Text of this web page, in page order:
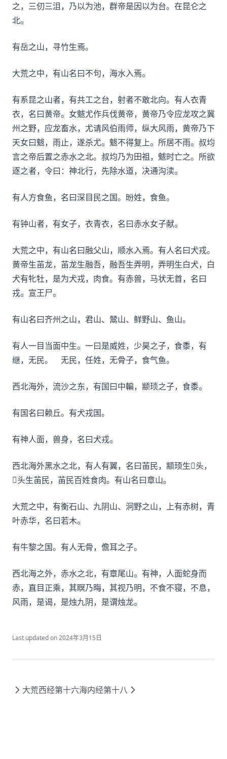
之，三仞三沮，乃以为池，群帝是因以为台。在昆仑之
北。
有岳之山，寻竹生焉。
大荒之中，有山名曰不句，海水入焉。
有系昆之山者，有共工之台，射者不敢北向。有人衣青
衣，名曰黄帝。女魃尤作兵伐黄帝，黄帝乃令应龙攻之冀
州之野，应龙畜水，尤请风伯雨师，纵大风雨，黄帝乃下
天女曰魃，雨止，遂杀尤。魃不得复上。所居不雨。叔均
言之帝后置之赤水之北。叔均乃为田祖，魃时亡之。所欲
逐之者，令曰：神北行，先除水道，决通沟渎。
有人方食鱼，名曰深目民之国。昐姓，食鱼。
有钟山者，有女子，衣青衣，名曰赤水女子献。
大荒之中，有山名曰融父山，顺水入焉。有人名曰犬戎。
黄帝生苖龙，苖龙生融吾，融吾生弄明，弄明生白犬，白
犬有牝牡，是为犬戎，肉食。有赤兽，马状无首，名曰
戎。宣王尸。
有山名曰齐州之山，君山、鬵山、鲜野山、鱼山。
有人一目当面中生。一曰是威姓，少昊之子，食黍，有
继，无民。 无民，任姓，无骨子，食气鱼。
西北海外，流沙之东，有国曰中䡢，颛顼之子，食黍。
有国名曰赖丘。有犬戎国。
有神人面，兽身，名曰犬戎。
西北海外黑水之北，有人有翼，名曰苖民，颛顼生𬴐头，
𬴐头生苖民，苖民百姓食肉。有山名曰章山。
大荒之中，有衡石山、九阴山、泂野之山，上有赤树，青
叶赤华，名曰若木。
有牛黎之国。有人无骨，儋耳之子。
西北海之外，赤水之北，有章尾山。有神，人面蛇身而
赤，直目正乘，其瞑乃晦，其视乃明，不食不寝，不息，
风雨，是谒，是烛九阴，是谓烛龙。
Last updated on2024年3月15日
大荒西经第十六海内经第十八